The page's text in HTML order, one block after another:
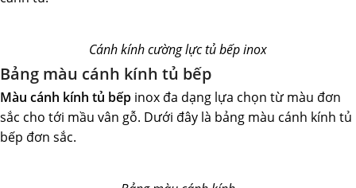
Cánh kính cường lực tủ bếp inox
Bảng màu cánh kính tủ bếp
Màu cánh kính tủ bếp inox đa dạng lựa chọn từ màu đơn
sắc cho tới mầu vân gỗ. Dưới đây là bảng màu cánh kính tủ
bếp đơn sắc.